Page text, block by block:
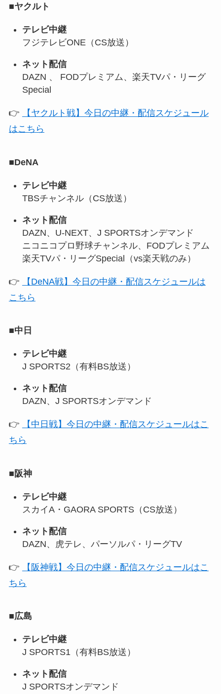
■ヤクルト
テレビ中継
フジテレビONE（CS放送）
ネット配信
DAZN 、 FODプレミアム、楽天TVパ・リーグ
Special
👉
【ヤクルト戦】今日の中継・配信スケジュール
はこちら
■DeNA
テレビ中継
TBSチャンネル（CS放送）
ネット配信
DAZN、U-NEXT、J SPORTSオンデマンド
ニコニコプロ野球チャンネル、FODプレミアム
楽天TVパ・リーグSpecial（vs楽天戦のみ）
👉
【DeNA戦】今日の中継・配信スケジュールは
こちら
■中日
テレビ中継
J SPORTS2（有料BS放送）
ネット配信
DAZN、J SPORTSオンデマンド
👉
【中日戦】今日の中継・配信スケジュールはこ
ちら
■ 阪神
テレビ中継
スカイA・GAORA SPORTS（CS放送）
ネット配信
DAZN、虎テレ、パーソルパ・リーグTV
👉
【阪神戦】今日の中継・配信スケジュールはこ
ちら
■広島
テレビ中継
J SPORTS1（有料BS放送）
ネット配信
J SPORTSオンデマンド